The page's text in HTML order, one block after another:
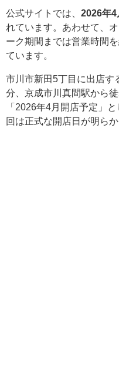
公式サイトでは、 2026年4
れています。あわせて、
ーク期間までは営業時間
ています。
市川市新田5丁目に出店す
分、京成市川真間駅から
「2026年4月開店予定」
回は正式な開店日が明ら